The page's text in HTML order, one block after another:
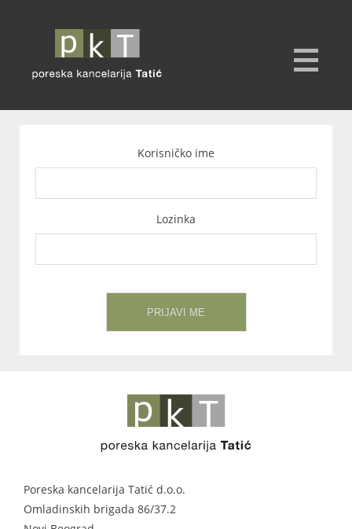
Korisničko ime
Lozinka
Poreska kancelarija Tatić d.o.o.
Omladinskih brigada 86/37.2